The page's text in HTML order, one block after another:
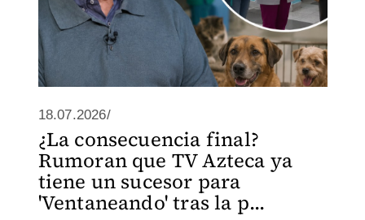
18.07.2026/
¿La consecuencia final?
Rumoran que TV Azteca ya
tiene un sucesor para
'Ventaneando' tras la p...